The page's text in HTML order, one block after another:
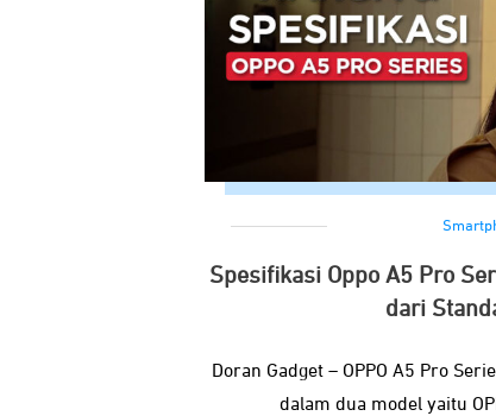
Spesifikasi Oppo A5 Pro
dari
Doran Gadget – OPPO A5 Pro
dalam dua model yaitu